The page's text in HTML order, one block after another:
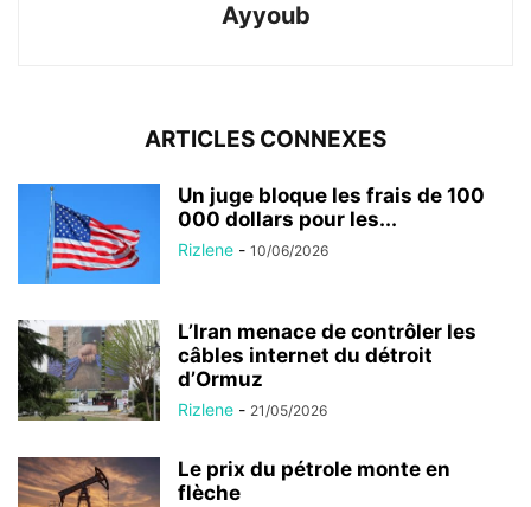
Ayyoub
ARTICLES CONNEXES
Un juge bloque les frais de 100
000 dollars pour les...
Rizlene - 10/06/2026
L’Iran menace de contrôler les
câbles internet du détroit
d’Ormuz
Rizlene - 21/05/2026
Le prix du pétrole monte en
flèche